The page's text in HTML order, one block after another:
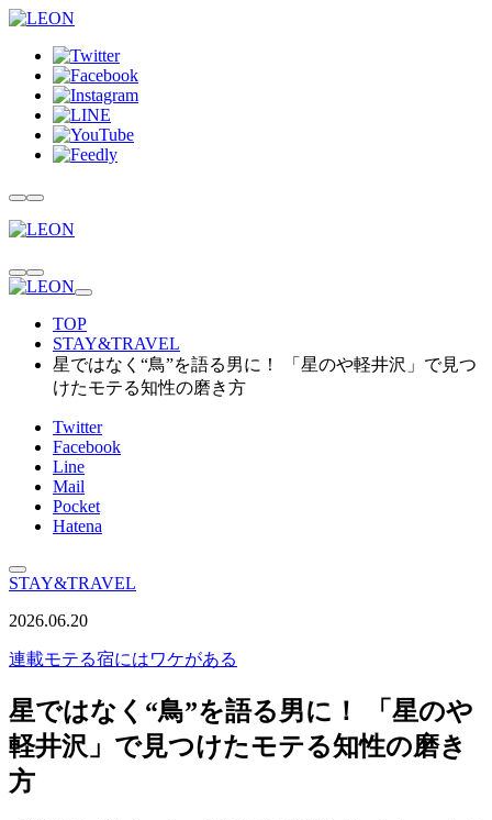
TOP
STAY&TRAVEL
星ではなく“鳥”を語る男に！ 「星のや軽井沢」で見つ
けたモテる知性の磨き方
Twitter
Facebook
Line
Mail
Pocket
Hatena
STAY&TRAVEL
2026.06.20
連載モテる宿にはワケがある
星ではなく“鳥”を語る男に！ 「星のや
軽井沢」で見つけたモテる知性の磨き
方